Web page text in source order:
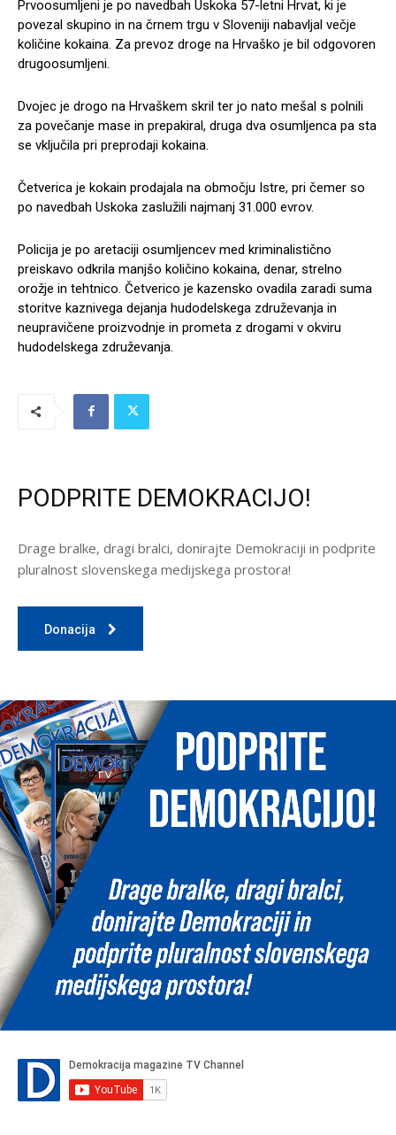
Prvoosumljeni je po navedbah Uskoka 57-letni Hrvat, ki je
povezal skupino in na črnem trgu v Sloveniji nabavljal večje
količine kokaina. Za prevoz droge na Hrvaško je bil odgovoren
drugoosumljeni.
Dvojec je drogo na Hrvaškem skril ter jo nato mešal s polnili
za povečanje mase in prepakiral, druga dva osumljenca pa sta
se vključila pri preprodaji kokaina.
Četverica je kokain prodajala na območju Istre, pri čemer so
po navedbah Uskoka zaslužili najmanj 31.000 evrov.
Policija je po aretaciji osumljencev med kriminalistično
preiskavo odkrila manjšo količino kokaina, denar, strelno
orožje in tehtnico. Četverico je kazensko ovadila zaradi suma
storitve kaznivega dejanja hudodelskega združevanja in
neupravičene proizvodnje in prometa z drogami v okviru
hudodelskega združevanja.
PODPRITE DEMOKRACIJO!
Drage bralke, dragi bralci, donirajte Demokraciji in podprite
pluralnost slovenskega medijskega prostora!
Donacija